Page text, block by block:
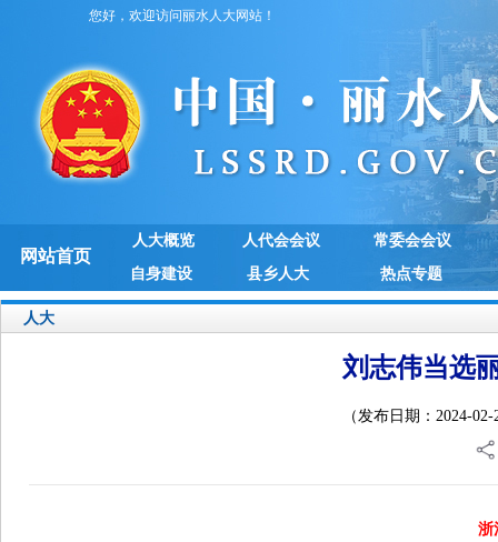
您好，欢迎访问丽水人大网站！
网站首页
人大概览 人代会会议
常委会会议
自身建设
县乡人大 热点专题
人大
刘志伟当选
（发布日期：2024-
浙